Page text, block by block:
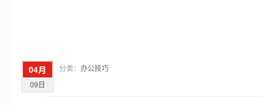
04月
09日
分类： 办公技巧